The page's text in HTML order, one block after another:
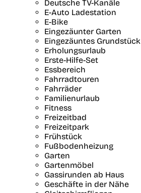
Deutsche TV-Kanäle
E-Auto Ladestation
E-Bike
Eingezäunter Garten
Eingezäuntes Grundstück
Erholungsurlaub
Erste-Hilfe-Set
Essbereich
Fahrradtouren
Fahrräder
Familienurlaub
Fitness
Freizeitbad
Freizeitpark
Frühstück
Fußbodenheizung
Garten
Gartenmöbel
Gassirunden ab Haus
Geschäfte in der Nähe